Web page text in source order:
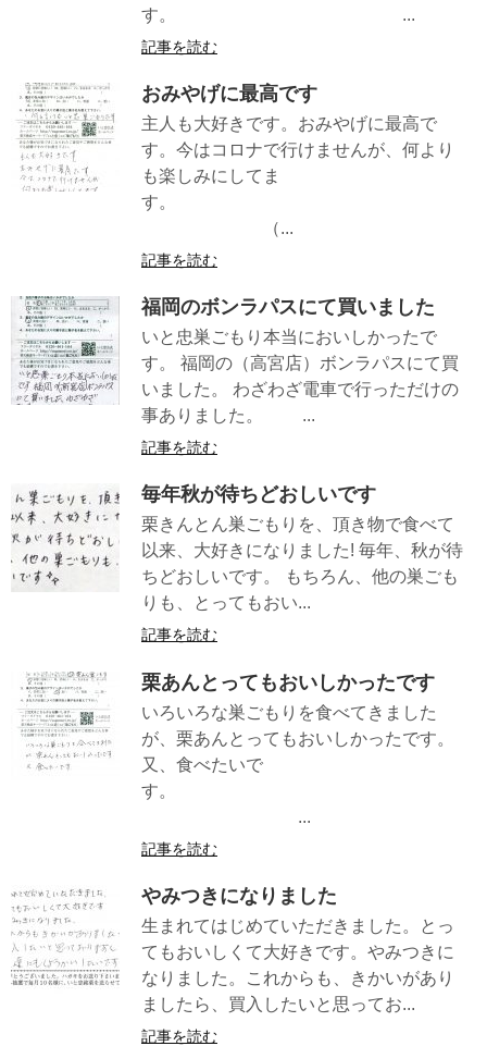
す。 ...
記事を読む
おみやげに最高です
主人も大好きです。おみやげに最高で
す。今はコロナで行けませんが、何より
も楽しみにしてま
す。
（...
記事を読む
福岡のボンラパスにて買いました
いと忠巣ごもり本当においしかったで
す。 福岡の（高宮店）ボンラパスにて買
いました。 わざわざ電車で行っただけの
事ありました。 ...
記事を読む
毎年秋が待ちどおしいです
栗きんとん巣ごもりを、頂き物で食べて
以来、大好きになりました! 毎年、秋が待
ちどおしいです。 もちろん、他の巣ごも
りも、とってもおい...
記事を読む
栗あんとってもおいしかったです
いろいろな巣ごもりを食べてきました
が、栗あんとってもおいしかったです。
又、食べたいで
す。
...
記事を読む
やみつきになりました
生まれてはじめていただきました。とっ
てもおいしくて大好きです。やみつきに
なりました。これからも、きかいがあり
ましたら、買入したいと思ってお...
記事を読む